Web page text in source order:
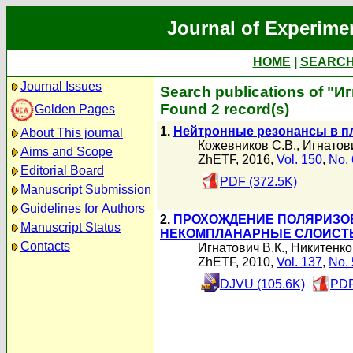
Journal of
HOME
Journal Issues
Golden Pages
About This journal
Aims and Scope
Editorial Board
Manuscript Submission
Guidelines for Authors
Manuscript Status
Contacts
Search publications of
Found 2 record(s)
1. Нейтронные резонансы в
Кожевников С.В.,
ZhETF, 2016, Vol. 150, No.
PDF (372.5K)
2. ПРОХОЖДЕНИЕ
НЕКОМПЛАНАРНЫЕ
Игнатович В.К.,
ZhETF, 2010, Vol. 137, No.
DJVU (105.6K)